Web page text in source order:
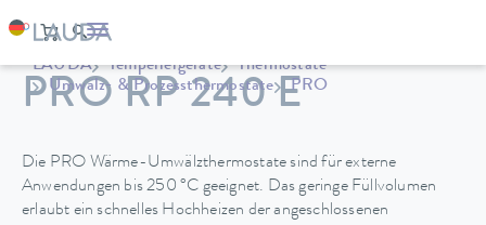
LAUDA Temperiergeräte
Thermostate
Umwälz- & Prozessthermostate
PRO
PRO RP 240 E
Die PRO Wärme-Umwälzthermostate sind für externe
Anwendungen bis 250 °C geeignet. Das geringe Füllvolumen
erlaubt ein schnelles Hochheizen der angeschlossenen